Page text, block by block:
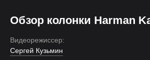
Обзор колонки Harman
Видеорежиссер:
Сергей Кузьмин